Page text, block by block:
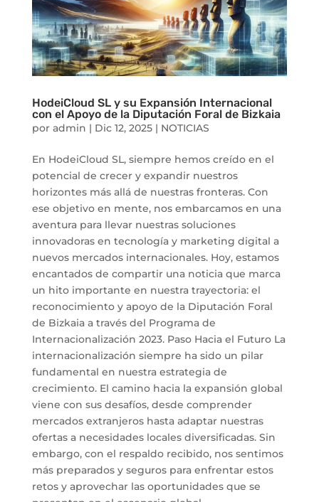
HodeiCloud SL y su Expansión Internacional
con el Apoyo de la Diputación Foral de Bizkaia
por admin | Dic 12, 2025| NOTICIAS
En HodeiCloud SL, siempre hemos creído en el
potencial de crecer y expandir nuestros
horizontes más allá de nuestras fronteras. Con
ese objetivo en mente, nos embarcamos en una
aventura para llevar nuestras soluciones
innovadoras en tecnología y marketing digital a
nuevos mercados internacionales. Hoy, estamos
encantados de compartir una noticia que marca
un hito importante en nuestra trayectoria: el
reconocimiento y apoyo de la Diputación Foral
de Bizkaia a través del Programa de
Internacionalización 2023. Paso Hacia el Futuro La
internacionalización siempre ha sido un pilar
fundamental en nuestra estrategia de
crecimiento. El camino hacia la expansión global
viene con sus desafíos, desde comprender
mercados extranjeros hasta adaptar nuestras
ofertas a necesidades locales diversificadas. Sin
embargo, con el respaldo recibido, nos sentimos
más preparados y seguros para enfrentar estos
retos y aprovechar las oportunidades que se